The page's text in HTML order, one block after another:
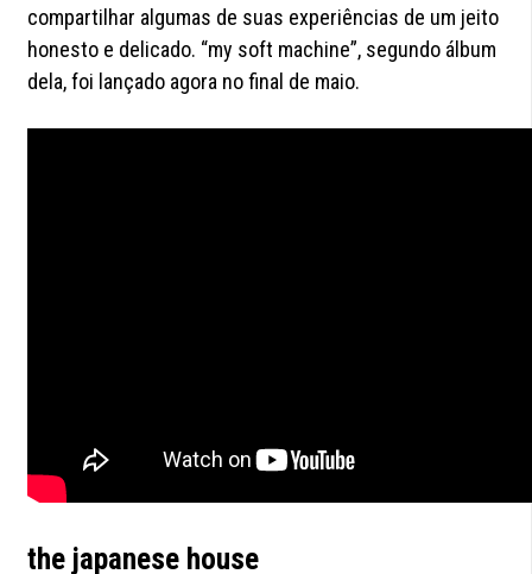
compartilhar algumas de suas experiências de um jeito
honesto e delicado. “my soft machine”, segundo álbum
dela, foi lançado agora no final de maio.
the japanese house